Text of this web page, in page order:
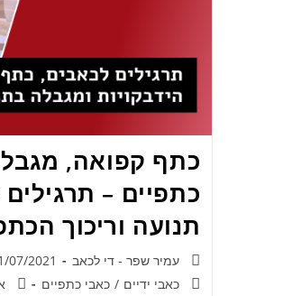
כתף קפואה,
כתפיים – תרגילים
תנועה וריכוך
עמיר שפר - די לכאב
07/2021
כאבי ידיים / כאבי כתפיים